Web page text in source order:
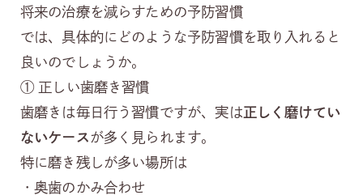
将来の治療を減らすための予防習慣
では、具体的にどのような予防習慣を取り入れると
良いのでしょうか。
① 正しい歯磨き習慣
歯磨きは毎日行う習慣ですが、実は正しく磨けてい
ないケースが多く見られます。
特に磨き残しが多い場所は
・奥歯のかみ合わせ